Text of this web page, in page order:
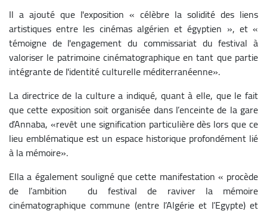
Il a ajouté que l'exposition « célèbre la solidité des liens
artistiques entre les cinémas algérien et égyptien », et «
témoigne de l'engagement du commissariat du festival à
valoriser le patrimoine cinématographique en tant que partie
intégrante de l'identité culturelle méditerranéenne».
La directrice de la culture a indiqué, quant à elle, que le fait
que cette exposition soit organisée dans l’enceinte de la gare
d’Annaba, «revêt une signification particulière dès lors que ce
lieu emblématique est un espace historique profondément lié
à la mémoire».
Ella a également souligné que cette manifestation « procède
de l’ambition du festival de raviver la mémoire
cinématographique commune (entre l’Algérie et l’Egypte) et